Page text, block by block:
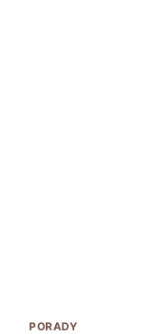
PORADY